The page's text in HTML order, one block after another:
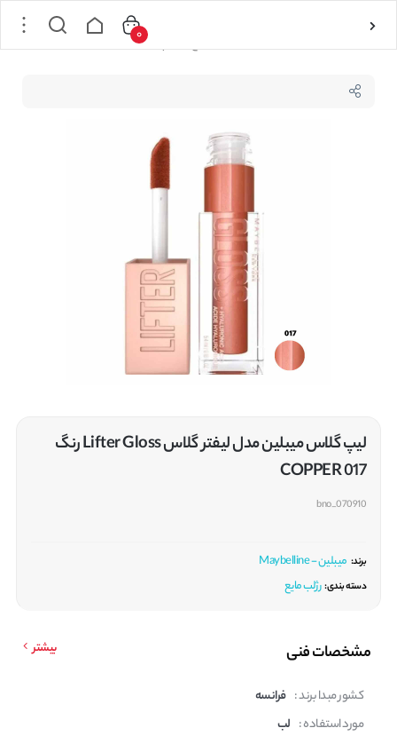
لیپ گلاس میبلین مدل لیفتر گلاس Lifter Gloss رنگ 017 COPPER
0
لیپ گلاس میبلین مدل لیفتر گلاس Lifter Gloss رنگ
017 COPPER
bno_070910
برند: میبلین - Maybelline
دسته بندی: رژلب مایع
مشخصات فنی بیشتر
کشور مبدا برند : فرانسه
مورد استفاده : لب